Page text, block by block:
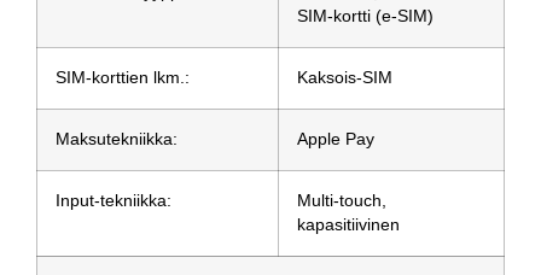
SIM-kortti (e-SIM)
SIM-korttien lkm.: Kaksois-SIM
Maksutekniikka: Apple Pay
Input-tekniikka:
Multi-touch,
kapasitiivinen